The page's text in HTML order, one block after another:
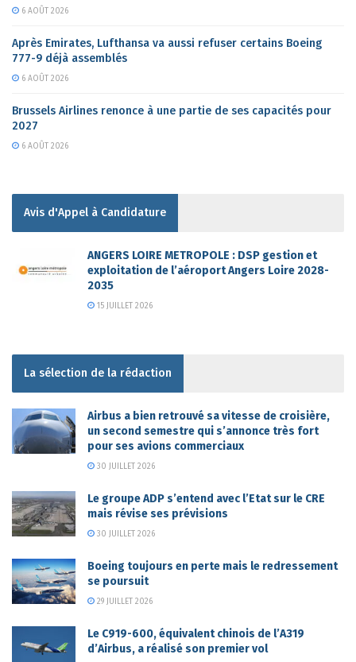
6 AOÛT 2026
Après Emirates, Lufthansa va aussi refuser certains Boeing
777-9 déjà assemblés
6 AOÛT 2026
Brussels Airlines renonce à une partie de ses capacités pour
2027
6 AOÛT 2026
Avis d'Appel à Candidature
ANGERS LOIRE METROPOLE : DSP gestion et
exploitation de l’aéroport Angers Loire 2028-
2035
15 JUILLET 2026
La sélection de la rédaction
Airbus a bien retrouvé sa vitesse de croisière,
un second semestre qui s’annonce très fort
pour ses avions commerciaux
30 JUILLET 2026
Le groupe ADP s’entend avec l’Etat sur le CRE
mais révise ses prévisions
30 JUILLET 2026
Boeing toujours en perte mais le redressement
se poursuit
29 JUILLET 2026
Le C919-600, équivalent chinois de l’A319
d’Airbus, a réalisé son premier vol